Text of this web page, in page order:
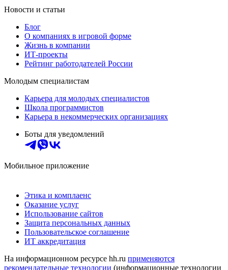
Новости и статьи
Блог
О компаниях в игровой форме
Жизнь в компании
ИТ-проекты
Рейтинг работодателей России
Молодым специалистам
Карьера для молодых специалистов
Школа программистов
Карьера в некоммерческих организациях
Боты для уведомлений
Мобильное приложение
Этика и комплаенс
Оказание услуг
Использование сайтов
Защита персональных данных
Пользовательское соглашение
ИТ аккредитация
На информационном ресурсе hh.ru применяются
рекомендательные технологии (информационные технологии